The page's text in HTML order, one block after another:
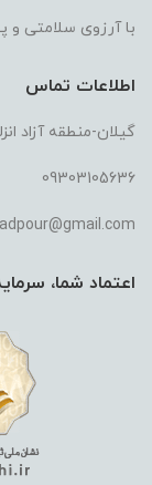
با آرزوی سلامتی و
اطلاعات تماس
گیلان-منطقه آزاد
09303105636
اعتماد شما،